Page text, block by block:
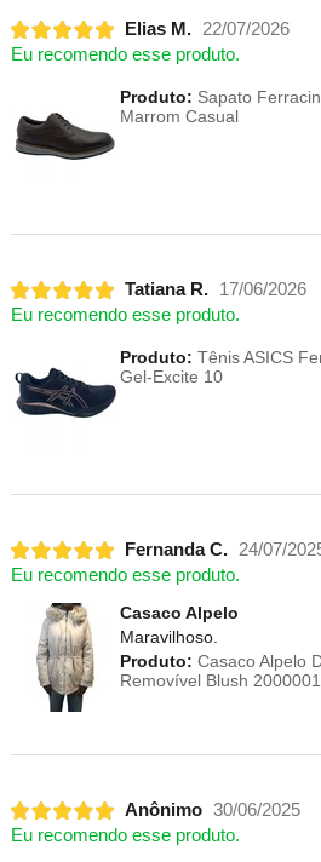
Elias M. 22/07/2026
Eu recomendo esse produto.
Produto: Sapato
Marrom Casual
Tatiana R.
17/06/2026
Eu recomendo esse produto.
Produto: Tênis ASICS
Gel-Excite 10
Fernanda C. 24/07/
Eu recomendo esse produto.
Casaco Alpelo
Maravilhoso.
Produto: Casaco Alpelo
Removível Blush
Anônimo 30/06/2025
Eu recomendo esse produto.